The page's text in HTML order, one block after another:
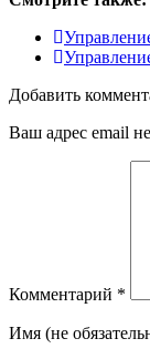
Добавить
Ваш адрес email
Комментарий *
Имя (не